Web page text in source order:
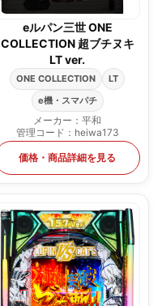
eルパン三世 ONE
COLLECTION 超ブチヌキ
LT ver.
ONE COLLECTION
LT
e機・スマパチ
メーカー：平和
管理コード：heiwa173
価格・商品詳細を見る